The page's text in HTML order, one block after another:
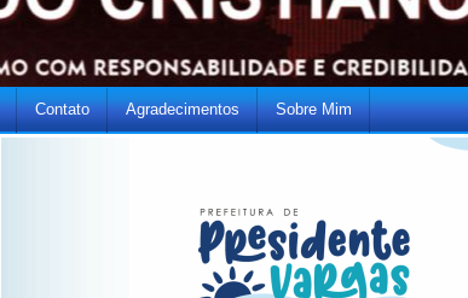
Contato Agradecimentos Sobre Mim